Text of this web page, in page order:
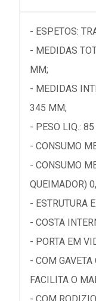
- ESPETOS:
- MEDIDAS
MM;
- MEDIDAS
345 MM;
- PESO LIQ.: 85
- CONSUMO
- CONSUMO
QUEIMADOR)
- ESTRUTURA
- COSTA
- PORTA EM
- COM GAVETA
FACILITA O